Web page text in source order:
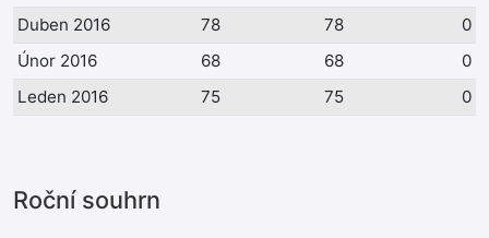
Duben 2016
78 78
0
Únor 2016
68 68
0
Leden 2016
75 75 0
Roční souhrn